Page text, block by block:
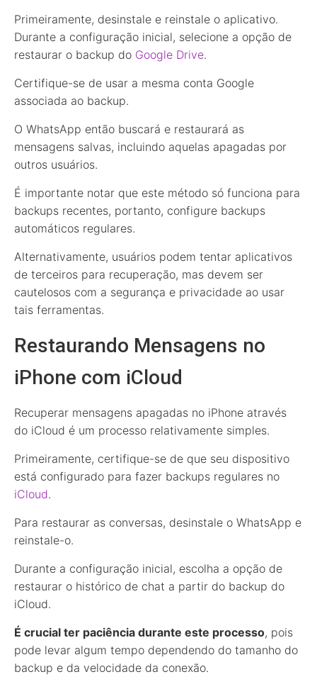
Primeiramente, desinstale e reinstale o aplicativo.
Durante a configuração inicial, selecione a opção de
restaurar o backup do Google Drive.
Certifique-se de usar a mesma conta Google
associada ao backup.
O WhatsApp então buscará e restaurará as
mensagens salvas, incluindo aquelas apagadas por
outros usuários.
É importante notar que este método só funciona para
backups recentes, portanto, configure backups
automáticos regulares.
Alternativamente, usuários podem tentar aplicativos
de terceiros para recuperação, mas devem ser
cautelosos com a segurança e privacidade ao usar
tais ferramentas.
Restaurando Mensagens no
iPhone com iCloud
Recuperar mensagens apagadas no iPhone através
do iCloud é um processo relativamente simples.
Primeiramente, certifique-se de que seu dispositivo
está configurado para fazer backups regulares no
iCloud.
Para restaurar as conversas, desinstale o WhatsApp e
reinstale-o.
Durante a configuração inicial, escolha a opção de
restaurar o histórico de chat a partir do backup do
iCloud.
É crucial ter paciência durante este processo, pois
pode levar algum tempo dependendo do tamanho do
backup e da velocidade da conexão.